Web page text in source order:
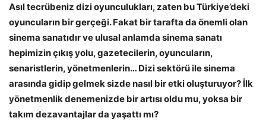
Asıl tecrübeniz dizi oyunculukları, zaten bu Türkiye’deki
oyuncuların bir gerçeği. Fakat bir tarafta da önemli olan
sinema sanatıdır ve ulusal anlamda sinema sanatı
hepimizin çıkış yolu, gazetecilerin, oyuncuların,
senaristlerin, yönetmenlerin… Dizi sektörü ile sinema
arasında gidip gelmek sizde nasıl bir etki oluşturuyor? İlk
yönetmenlik denemenizde bir artısı oldu mu, yoksa bir
takım dezavantajlar da yaşattı mı?